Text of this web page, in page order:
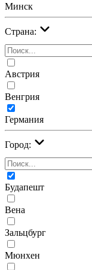
Минск
Страна:
Австрия
Венгрия
Германия
Город:
Будапешт
Вена
Зальцбург
Мюнхен